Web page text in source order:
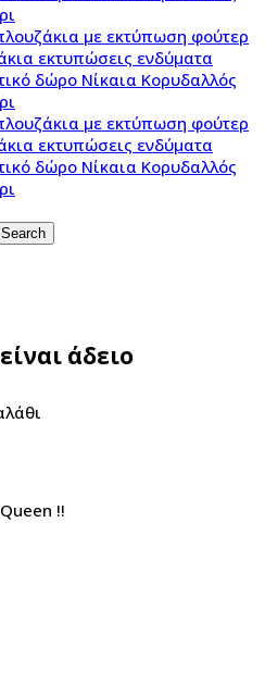
Search
άδειο
!!